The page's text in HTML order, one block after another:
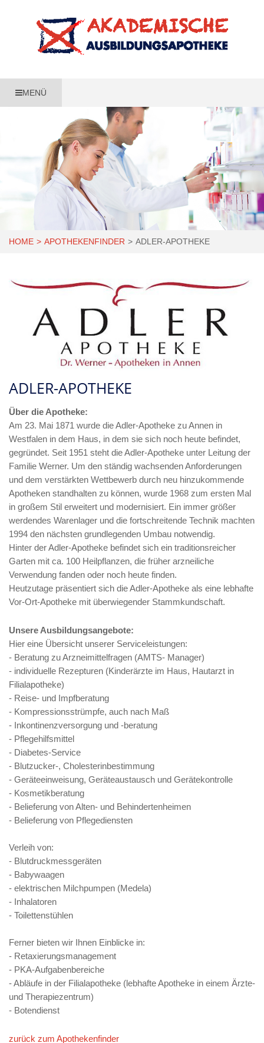
MENÜ
HOME APOTHEKENFINDER ADLER-APOTHEKE
ADLER-APOTHEKE
Über die Apotheke:
Am 23. Mai 1871 wurde die Adler-Apotheke zu Annen in
Westfalen in dem Haus, in dem sie sich noch heute befindet,
gegründet. Seit 1951 steht die Adler-Apotheke unter Leitung der
Familie Werner. Um den ständig wachsenden Anforderungen
und dem verstärkten Wettbewerb durch neu hinzukommende
Apotheken standhalten zu können, wurde 1968 zum ersten Mal
in großem Stil erweitert und modernisiert. Ein immer größer
werdendes Warenlager und die fortschreitende Technik machten
1994 den nächsten grundlegenden Umbau notwendig.
Hinter der Adler-Apotheke befindet sich ein traditionsreicher
Garten mit ca. 100 Heilpflanzen, die früher arzneiliche
Verwendung fanden oder noch heute finden.
Heutzutage präsentiert sich die Adler-Apotheke als eine lebhafte
Vor-Ort-Apotheke mit überwiegender Stammkundschaft.
Unsere Ausbildungsangebote:
Hier eine Übersicht unserer Serviceleistungen:
- Beratung zu Arzneimittelfragen (AMTS- Manager)
- individuelle Rezepturen (Kinderärzte im Haus, Hautarzt in
Filialapotheke)
- Reise- und Impfberatung
- Kompressionsstrümpfe, auch nach Maß
- Inkontinenzversorgung und -beratung
- Pflegehilfsmittel
- Diabetes-Service
- Blutzucker-, Cholesterinbestimmung
- Geräteeinweisung, Geräteaustausch und Gerätekontrolle
- Kosmetikberatung
- Belieferung von Alten- und Behindertenheimen
- Belieferung von Pflegediensten
Verleih von:
- Blutdruckmessgeräten
- Babywaagen
- elektrischen Milchpumpen (Medela)
- Inhalatoren
- Toilettenstühlen
Ferner bieten wir Ihnen Einblicke in:
- Retaxierungsmanagement
- PKA-Aufgabenbereiche
- Abläufe in der Filialapotheke (lebhafte Apotheke in einem Ärzte-
und Therapiezentrum)
- Botendienst
zurück zum Apothekenfinder